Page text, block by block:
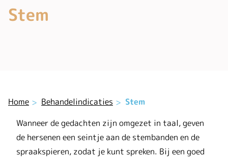
Home Behandelindicaties Stem
Stem
Wanneer de gedachten zijn omgezet in taal, geven
de hersenen een seintje aan de stembanden en de
spraakspieren, zodat je kunt spreken. Bij een goed